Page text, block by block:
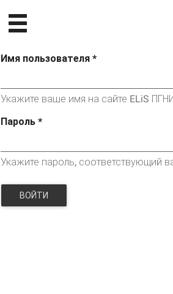
Имя пользователя *
Укажите ваше имя на сайте ELiS
Пароль *
Укажите пароль, соответствующий
ВОЙТИ